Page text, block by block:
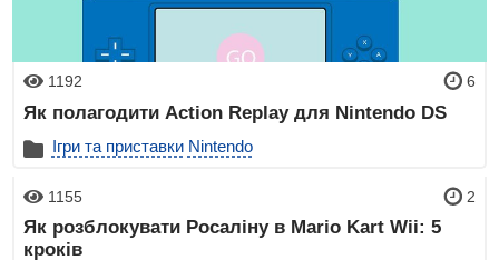
1192 6
Як полагодити Action Replay для Nintendo DS
Ігри та приставки Nintendo
1155 2
Як розблокувати Росаліну в Mario Kart Wii: 5
кроків